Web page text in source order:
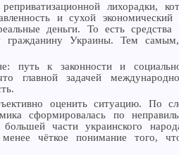
лихорадки,
и сухой
деньги. То есть средства
Украины. Тем
путь к законности и
задачей
оценить ситуацию. По
сформировалась по
части украинского
чёткое понимание того,